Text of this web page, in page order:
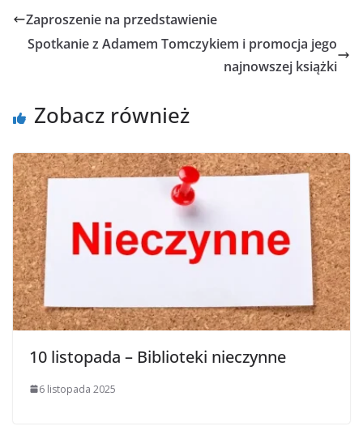
Zaproszenie na przedstawienie
Spotkanie z Adamem Tomczykiem i promocja jego
najnowszej książki
Zobacz również
10 listopada – Biblioteki nieczynne
6 listopada 2025